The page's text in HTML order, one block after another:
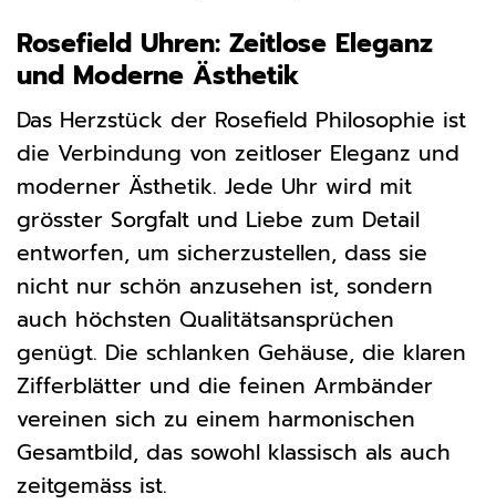
Rosefield Uhren: Zeitlose Eleganz
und Moderne Ästhetik
Das Herzstück der Rosefield Philosophie ist
die Verbindung von zeitloser Eleganz und
moderner Ästhetik. Jede Uhr wird mit
grösster Sorgfalt und Liebe zum Detail
entworfen, um sicherzustellen, dass sie
nicht nur schön anzusehen ist, sondern
auch höchsten Qualitätsansprüchen
genügt. Die schlanken Gehäuse, die klaren
Zifferblätter und die feinen Armbänder
vereinen sich zu einem harmonischen
Gesamtbild, das sowohl klassisch als auch
zeitgemäss ist.